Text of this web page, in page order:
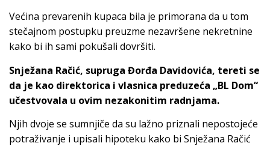
Većina prevarenih kupaca bila je primorana da u tom
stečajnom postupku preuzme nezavršene nekretnine
kako bi ih sami pokušali dovršiti.
Snježana Račić, supruga Đorđa Davidovića, tereti se
da je kao direktorica i vlasnica preduzeća „BL Dom“
učestvovala u ovim nezakonitim radnjama.
Njih dvoje se sumnjiče da su lažno priznali nepostojeće
potraživanje i upisali hipoteku kako bi Snježana Račić